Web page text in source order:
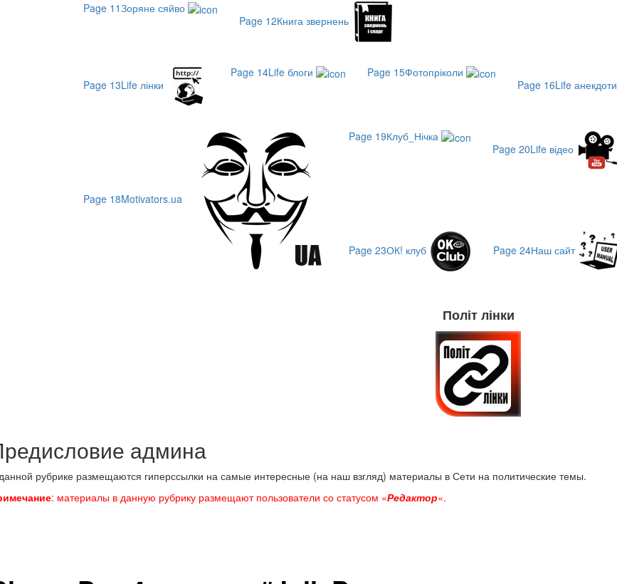
Page 11Зоряне сяйво
Page 12Книга звернень
Page 13Life лінки
Page 14Life блоги Page 15Фотопріколи
Page 16Life анекдоти
Page 18Motivators.ua
Page 19Клуб_Нічка
Page 20Life відео
Page 23ОК! клуб Page 24Наш сайт
Політ лінки
админа
рубрике размещаются гиперссылки на самые интересные (на наш взгляд) материалы в Сети на политические темы.
: материалы в данную рубрику размещают пользователи со статусом «Редактор«.